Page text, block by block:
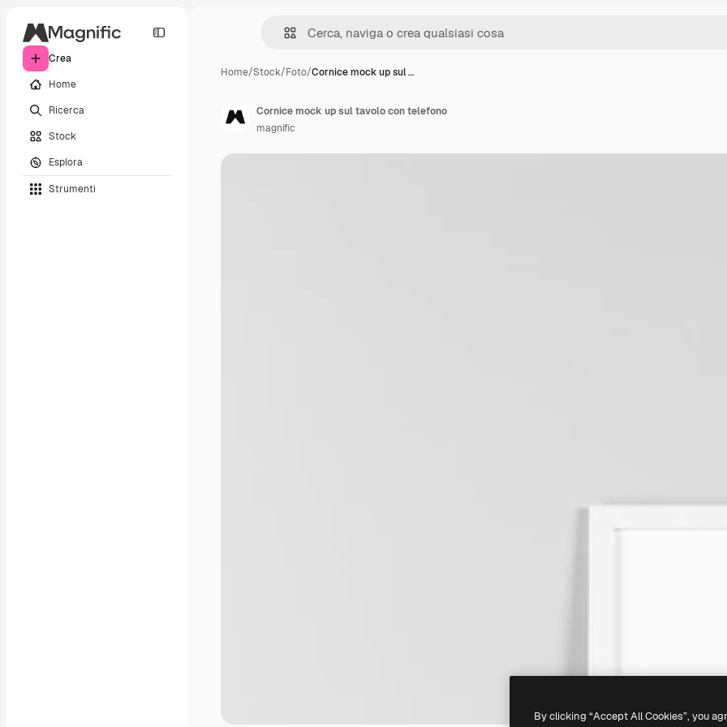
Crea
Home
Ricerca
Stock
Esplora
Strumenti
Home/Stock/Foto/Cornice mock up sul …
Cornice mock up sul tavolo con telefono
magnific
By clicking “Accept All Cookies”, you